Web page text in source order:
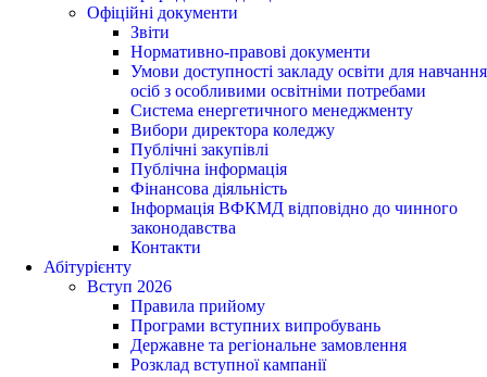
Офіційні документи
Звіти
Нормативно-правові документи
Умови доступності закладу освіти для навчання
осіб з особливими освітніми потребами
Система енергетичного менеджменту
Вибори директора коледжу
Публічні закупівлі
Публічна інформація
Фінансова діяльність
Інформація ВФКМД відповідно до чинного
законодавства
Контакти
Абітурієнту
Вступ 2026
Правила прийому
Програми вступних випробувань
Державне та регіональне замовлення
Розклад вступної кампанії